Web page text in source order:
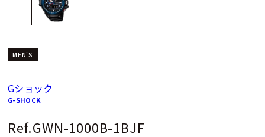
MEN'S
Gショック
G-SHOCK
Ref.GWN-1000B-1BJF